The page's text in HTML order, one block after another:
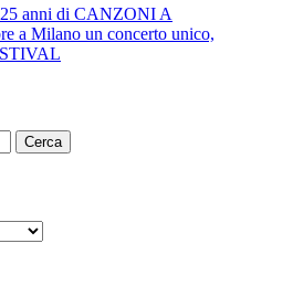
anni di CANZONI A
a Milano un concerto unico,